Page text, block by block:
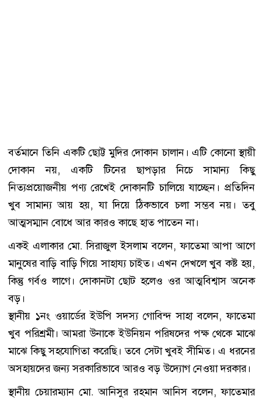
বর্তমানে তিনি একটি ছোট্ট মুদির দোকান চালান। এটি কোনো স্থায়ী
দোকান নয়, একটি টিনের ছাপড়ার নিচে সামান্য কিছু
নিত্যপ্রয়োজনীয় পণ্য রেখেই দোকানটি চালিয়ে যাচ্ছেন। প্রতিদিন
খুব সামান্য আয় হয়, যা দিয়ে ঠিকভাবে চলা সম্ভব নয়। তবু
আত্মসম্মান বোধে আর কারও কাছে হাত পাতেন না।
একই এলাকার মো. সিরাজুল ইসলাম বলেন, ফাতেমা আপা আগে
মানুষের বাড়ি বাড়ি গিয়ে সাহায্য চাইত। এখন দেখলে খুব কষ্ট হয়,
কিন্তু গর্বও লাগে। দোকানটা ছোট হলেও ওর আত্মবিশ্বাস অনেক
বড়।
স্থানীয় ১নং ওয়ার্ডের ইউপি সদস্য গোবিন্দ সাহা বলেন, ফাতেমা
খুব পরিশ্রমী। আমরা উনাকে ইউনিয়ন পরিষদের পক্ষ থেকে মাঝে
মাঝে কিছু সহযোগিতা করেছি। তবে সেটা খুবই সীমিত। এ ধরনের
অসহায়দের জন্য সরকারিভাবে আরও বড় উদ্যোগ নেওয়া দরকার।
স্থানীয় চেয়ারম্যান মো. আনিসুর রহমান আনিস বলেন, ফাতেমার